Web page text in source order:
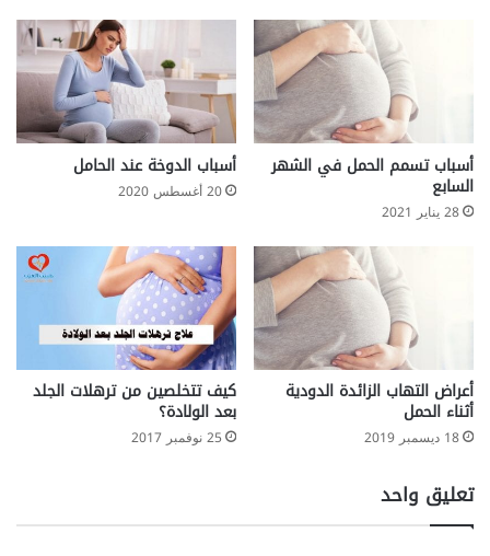
أسباب تسمم الحمل في الشهر
السابع
28 يناير 2021
أسباب الدوخة عند الحامل
20 أغسطس 2020
أعراض التهاب الزائدة الدودية
أثناء الحمل
18 ديسمبر 2019
كيف تتخلصين من ترهلات الجلد
بعد الولادة؟
25 نوفمبر 2017
تعليق واحد